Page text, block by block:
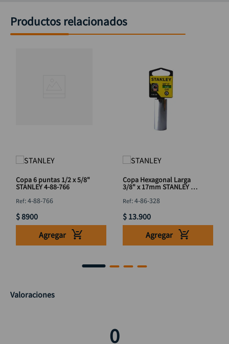
Productos relacionados
Copa 6 puntas 1/2 x 5/8"
STANLEY 4-88-766
:4-88-766
$8900
Agregar
Copa Hexagonal Larga
3/8" x 17mm STANLEY 4-
:4-86-328
$ 13.900
Agregar
Valoraciones